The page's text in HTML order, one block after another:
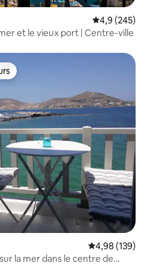
Évaluation
4,9 (245)
et le vieux port | Centre-ville
les plus appréciés
Évaluation
4,98 (139)
la mer dans le centre de